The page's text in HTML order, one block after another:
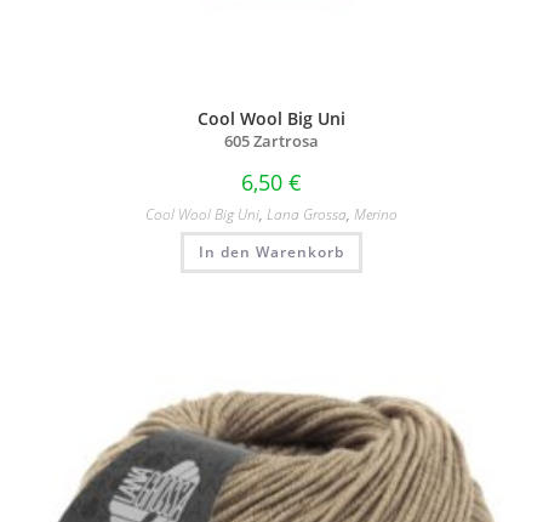
Cool Wool Big Uni
605 Zartrosa
6,50 €
Cool Wool Big Uni, Lana Grossa, Merino
In den Warenkorb